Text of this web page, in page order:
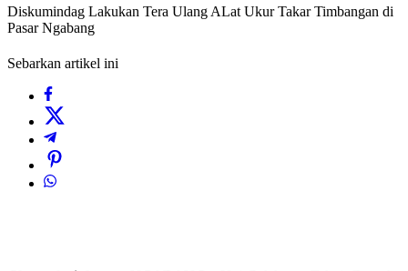
Diskumindag Lakukan Tera Ulang ALat Ukur Takar Timbangan di
Pasar Ngabang
Sebarkan artikel ini